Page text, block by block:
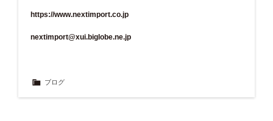
https://www.nextimport.co.jp
nextimport@xui.biglobe.ne.jp
ブログ